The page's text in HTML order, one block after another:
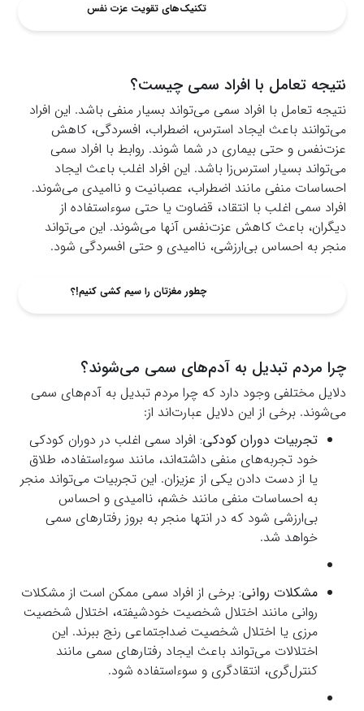
تکنیک‌های تقویت عزت نفس
نتیجه تعامل با افراد سمی چیست؟
نتیجه تعامل با افراد سمی می‌تواند بسیار منفی باشد. این افراد
می‌توانند باعث ایجاد استرس، اضطراب، افسردگی، کاهش
عزت‌نفس و حتی بیماری در شما شوند. روابط با افراد سمی
می‌تواند بسیار استرس‌زا باشد. این افراد اغلب باعث ایجاد
احساسات منفی مانند اضطراب، عصبانیت و ناامیدی می‌شوند.
افراد سمی اغلب با انتقاد، قضاوت یا حتی سوءاستفاده از
دیگران، باعث کاهش عزت‌نفس آنها می‌شوند. این می‌تواند
منجر به احساس بی‌ارزشی، ناامیدی و حتی افسردگی شود.
چطور مغزتان را سیم کشی کنیم!؟
چرا مردم تبدیل به آدم‌های سمی می‌شوند؟
دلایل مختلفی وجود دارد که چرا مردم تبدیل به آدم‌های سمی
می‌شوند. برخی از این دلایل عبارت‌اند از:
تجربیات دوران کودکی: افراد سمی اغلب در دوران کودکی
خود تجربه‌های منفی داشته‌اند، مانند سوءاستفاده، طلاق
یا از دست دادن یکی از عزیزان. این تجربیات می‌تواند منجر
به احساسات منفی مانند خشم، ناامیدی و احساس
بی‌ارزشی شود که در انتها منجر به بروز رفتارهای سمی
خواهد شد.
مشکلات روانی: برخی از افراد سمی ممکن است از مشکلات
روانی مانند اختلال شخصیت خودشیفته، اختلال شخصیت
مرزی یا اختلال شخصیت ضداجتماعی رنج ببرند. این
اختلالات می‌تواند باعث ایجاد رفتارهای سمی مانند
کنترل‌گری، انتقادگری و سوءاستفاده شود.